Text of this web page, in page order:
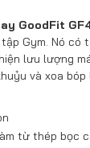
GoodFit
Gym. Nó có
lưu lượng
và xoa
từ thép bọc